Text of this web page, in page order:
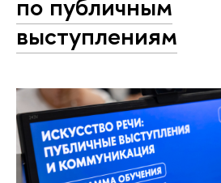
выступлениям